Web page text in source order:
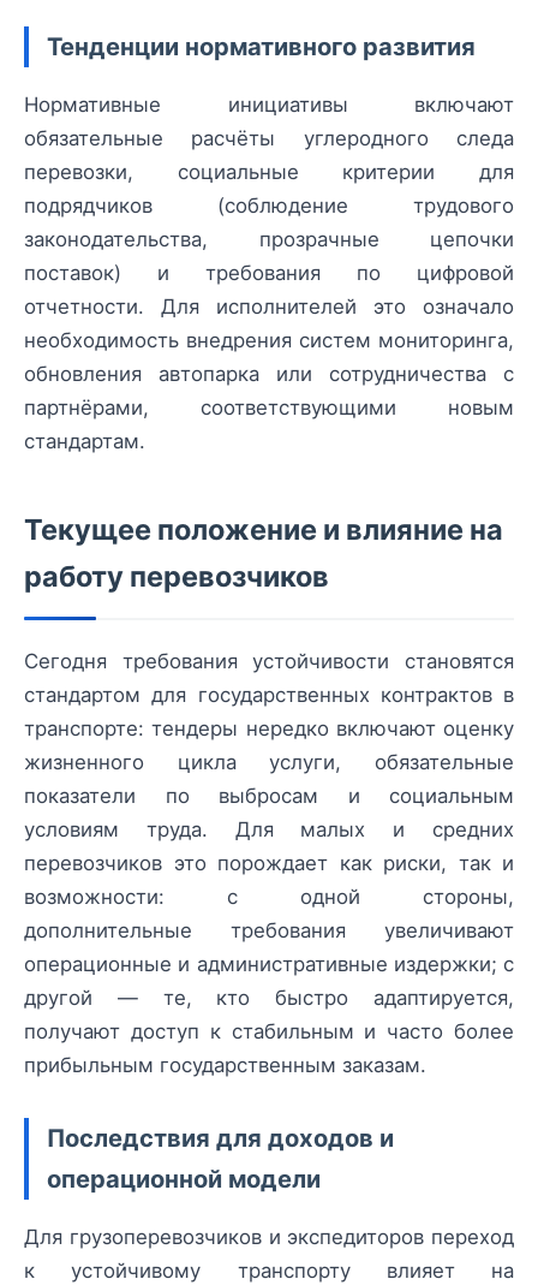
Тенденции нормативного развития
Нормативные инициативы включают
обязательные расчёты углеродного следа
перевозки, социальные критерии для
подрядчиков (соблюдение трудового
законодательства, прозрачные цепочки
поставок) и требования по цифровой
отчетности. Для исполнителей это означало
необходимость внедрения систем мониторинга,
обновления автопарка или сотрудничества с
партнёрами, соответствующими новым
стандартам.
Текущее положение и влияние на
работу перевозчиков
Сегодня требования устойчивости становятся
стандартом для государственных контрактов в
транспорте: тендеры нередко включают оценку
жизненного цикла услуги, обязательные
показатели по выбросам и социальным
условиям труда. Для малых и средних
перевозчиков это порождает как риски, так и
возможности: с одной стороны,
дополнительные требования увеличивают
операционные и административные издержки; с
другой — те, кто быстро адаптируется,
получают доступ к стабильным и часто более
прибыльным государственным заказам.
Последствия для доходов и
операционной модели
Для грузоперевозчиков и экспедиторов переход
к устойчивому транспорту влияет на